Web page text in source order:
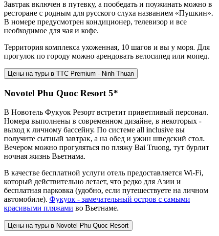
Завтрак включен в путевку, а пообедать и поужинать можно в
ресторане с родным для русского слуха названием «Пушкин».
В номере предусмотрен кондиционер, телевизор и все
необходимое для чая и кофе.
Территория комплекса ухоженная, 10 шагов и вы у моря. Для
прогулок по городу можно арендовать велосипед или мопед.
Цены на туры в TTC Premium - Ninh Thuan
Novotel Phu Quoc Resort 5*
В Новотель Фукуок Резорт встретит приветливый персонал.
Номера выполнены в современном дизайне, в некоторых -
выход к личному бассейну. По системе all inclusive вы
получите сытный завтрак, а на обед и ужин шведский стол.
Вечером можно прогуляться по пляжу Bai Truong, тут бурлит
ночная жизнь Вьетнама.
В качестве бесплатной услуги отель предоставляется Wi-Fi,
который действительно летает, что редко для Азии и
бесплатная парковка (удобно, если путешествуете на личном
автомобиле). Фукуок - замечательный остров с самыми
красивыми пляжами во Вьетнаме.
Цены на туры в Novotel Phu Quoc Resort